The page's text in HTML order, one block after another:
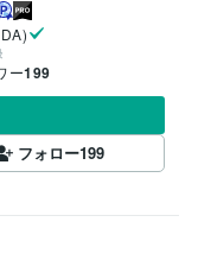
ー199
フォロー199